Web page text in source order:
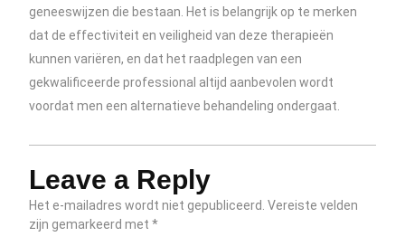
geneeswijzen die bestaan. Het is belangrijk op te merken
dat de effectiviteit en veiligheid van deze therapieën
kunnen variëren, en dat het raadplegen van een
gekwalificeerde professional altijd aanbevolen wordt
voordat men een alternatieve behandeling ondergaat.
Leave a Reply
Het e-mailadres wordt niet gepubliceerd. Vereiste velden
zijn gemarkeerd met *